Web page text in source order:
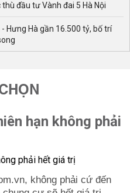
đầu tư Vành đai 5 Hà Nội
Hưng Hà gần 16.500 tỷ, bố trí
hạn không phải
không phải cứ đến